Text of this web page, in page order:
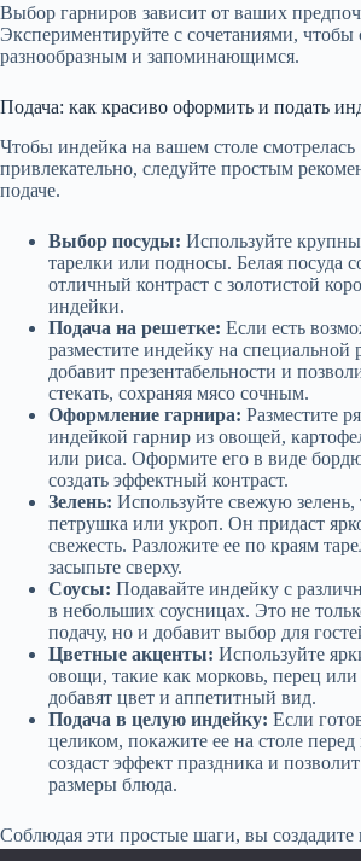
Выбор гарниров зависит от ваших
Экспериментируйте с сочетаниями, чтобы
разнообразным и запоминающимся.
Подача: как красиво оформить и подать
Чтобы индейка на вашем столе смотрелась
привлекательно, следуйте простым
подаче.
Выбор посуды: Используйте
тарелки или подносы. Белая посуда
отличный контраст с золотистой
индейки.
Подача на решетке: Если есть
разместите индейку на специальной
добавит презентабельности и
стекать, сохраняя мясо сочным.
Оформление гарнира: Разместите
индейкой гарнир из овощей,
или риса. Оформите его в виде
создать эффектный контраст.
Зелень: Используйте свежую зелень,
петрушка или укроп. Он придаст
свежесть. Разложите ее по краям
засыпьте сверху.
Соусы: Подавайте индейку с
в небольших соусницах. Это не
подачу, но и добавит выбор для
Цветные акценты: Используйте
овощи, такие как морковь, перец
добавят цвет и аппетитный вид.
Подача в целую индейку: Если
целиком, покажите ее на столе перед
создаст эффект праздника и
размеры блюда.
Соблюдая эти простые шаги, вы создадите